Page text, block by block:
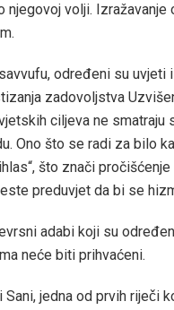
njegovoj volji.
određeni su
zadovoljstva
ciljeva ne smatraju
Ono što se radi za bilo
što znači
preduvjet da bi se
adabi koji su
neće biti prihvaćeni.
jedna od prvih riječi